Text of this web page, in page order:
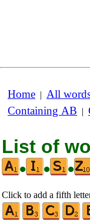
Home | All
Containing AB |
List of
•
• •
Click to add a fifth